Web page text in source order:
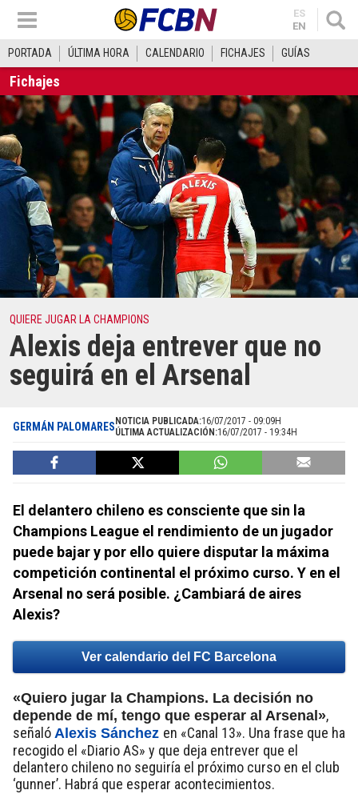
ES
EN
PORTADA ÚLTIMA HORA CALENDARIO FICHAJES GUÍAS
Fichajes
QUIERE JUGAR LA CHAMPIONS
Alexis deja entrever que no
seguirá en el Arsenal
GERMÁN PALOMARES NOTICIA PUBLICADA:16/07/2017 - 09:09H
ÚLTIMA ACTUALIZACIÓN:16/07/2017 - 19:34H
El delantero chileno es consciente que sin la
Champions League el rendimiento de un jugador
puede bajar y por ello quiere disputar la máxima
competición continental el próximo curso. Y en el
Arsenal no será posible. ¿Cambiará de aires
Alexis?
Ver calendario del FC Barcelona
«Quiero jugar la Champions. La decisión no
depende de mí, tengo que esperar al Arsenal»,
señaló Alexis Sánchez en «Canal 13». Una frase que ha
recogido el «Diario AS» y que deja entrever que el
delantero chileno no seguiría el próximo curso en el club
‘gunner’. Habrá que esperar acontecimientos.